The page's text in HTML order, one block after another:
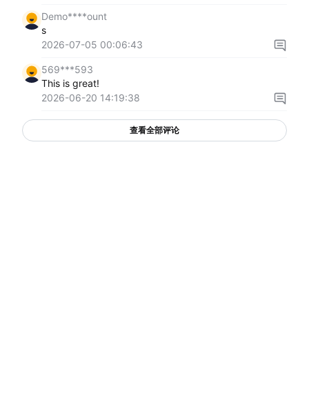
Demo****ount
s
2026-07-05 00:06:43
569***593
This is great!
2026-06-20 14:19:38
查看全部评论